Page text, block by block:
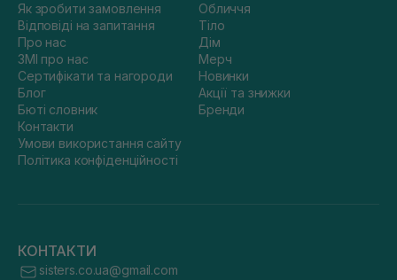
Як зробити замовлення
Відповіді на запитання
Про нас
ЗМІ про нас
Сертифікати та нагороди
Блог
Бюті словник
Контакти
Умови використання сайту
Політика конфіденційності
Обличчя
Тіло
Дім
Мерч
Новинки
Акції та знижки
Бренди
КОНТАКТИ
sisters.co.ua@gmail.com